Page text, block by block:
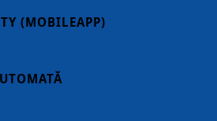
(MOBILEAPP)